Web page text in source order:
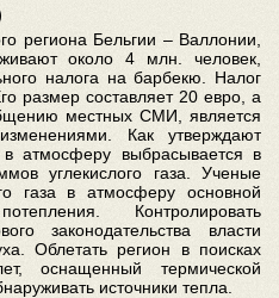
региона Бельгии – Валлонии,
около 4 млн. человек,
налога на барбекю. Налог
размер составляет 20 евро, а
местных СМИ, является
Как утверждают
атмосферу выбрасывается в
углекислого газа. Ученые
газа в атмосферу основной
Контролировать
законодательства власти
Облетать регион в поисках
оснащенный термической
источники тепла.